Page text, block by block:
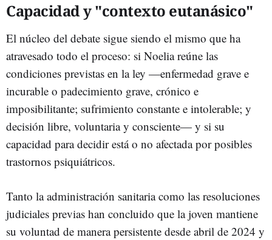
Capacidad y "contexto eutanásico"
El núcleo del debate sigue siendo el mismo que ha
atravesado todo el proceso: si Noelia reúne las
condiciones previstas en la ley —enfermedad grave e
incurable o padecimiento grave, crónico e
imposibilitante; sufrimiento constante e intolerable; y
decisión libre, voluntaria y consciente— y si su
capacidad para decidir está o no afectada por posibles
trastornos psiquiátricos.
Tanto la administración sanitaria como las resoluciones
judiciales previas han concluido que la joven mantiene
su voluntad de manera persistente desde abril de 2024 y